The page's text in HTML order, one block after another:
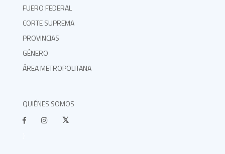
FUERO FEDERAL
CORTE SUPREMA
PROVINCIAS
GÉNERO
ÁREA METROPOLITANA
QUIÉNES SOMOS